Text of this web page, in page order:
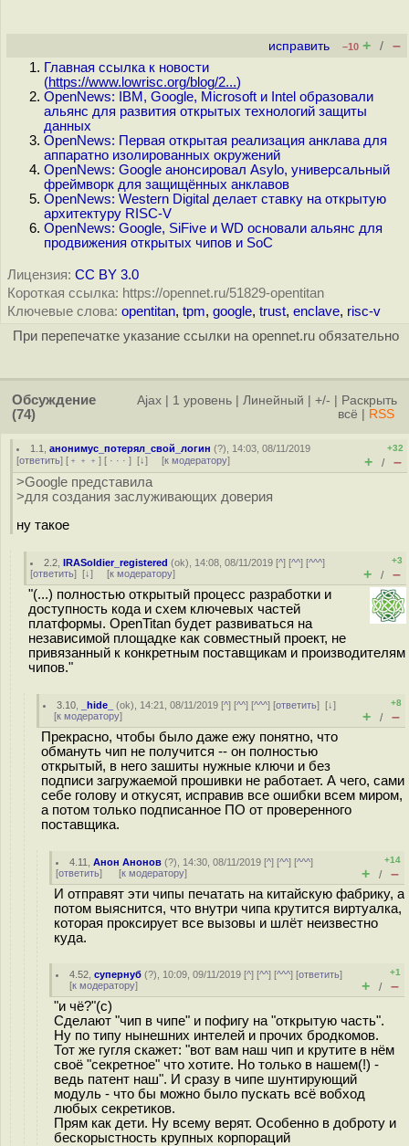
исправить –10 + / –
Главная ссылка к новости
(https://www.lowrisc.org/blog/2...)
OpenNews: IBM, Google, Microsoft и Intel образовали
альянс для развития открытых технологий защиты
данных
OpenNews: Первая открытая реализация анклава для
аппаратно изолированных окружений
OpenNews: Google анонсировал Asylo, универсальный
фреймворк для защищённых анклавов
OpenNews: Western Digital делает ставку на открытую
архитектуру RISC-V
OpenNews: Google, SiFive и WD основали альянс для
продвижения открытых чипов и SoC
Лицензия: CC BY 3.0
Короткая ссылка: https://opennet.ru/51829-opentitan
Ключевые слова: opentitan, tpm, google, trust, enclave, risc-v
При перепечатке указание ссылки на opennet.ru обязательно
Обсуждение
(74)
Ajax 1 уровень Линейный +/-
Раскрыть
всё
RSS
1.1 ,анонимус_потерял_свой_логин (?), 14:03, 08/11/2019
[ответить] [ ﹢﹢﹢ ] [ · · · ] [↓] [к модератору]
+32
+ / –
>Google представила
>для создания заслуживающих доверия
ну такое
2.2 ,IRASoldier_registered (ok), 14:08, 08/11/2019 [^] [^^] [^^^]
[ответить] [↓] [к модератору]
+3
+ / –
"(...) полностью открытый процесс разработки и
доступность кода и схем ключевых частей
платформы. OpenTitan будет развиваться на
независимой площадке как совместный проект, не
привязанный к конкретным поставщикам и производителям
чипов."
3.10 _hide_ (ok), 14:21, 08/11/2019 [^] [^^] [^^^] [ответить][↓]
[к модератору]
+8
+ / –
Прекрасно, чтобы было даже ежу понятно, что
обмануть чип не получится -- он полностью
открытый, в него зашиты нужные ключи и без
подписи загружаемой прошивки не работает. А чего, сами
себе голову и откусят, исправив все ошибки всем миром,
а потом только подписанное ПО от проверенного
поставщика.
4.11 ,Анон Анонов (?), 14:30, 08/11/2019 [^] [^^] [^^^]
[ответить] [к модератору]
+14
+ / –
И отправят эти чипы печатать на китайскую фабрику, а
потом выяснится, что внутри чипа крутится виртуалка,
которая проксирует все вызовы и шлёт неизвестно
куда.
4.52 ,супернуб (?), 10:09, 09/11/2019 [^] [^^] [^^^] [ответить]
[к модератору]
+1
+ / –
"и чё?"(с)
Сделают "чип в чипе" и пофигу на "открытую часть".
Ну по типу нынешних интелей и прочих бродкомов.
Тот же гугля скажет: "вот вам наш чип и крутите в нём
своё "секретное" что хотите. Но только в нашем(!) -
ведь патент наш". И сразу в чипе шунтирующий
модуль - что бы можно было пускать всё вобход
любых секретиков.
Прям как дети. Ну всему верят. Особенно в доброту и
бескорыстность крупных корпораций